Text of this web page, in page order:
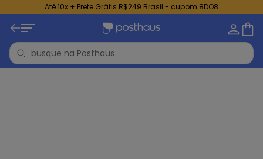
Até 10x + Frete Grátis R$249 Brasil - cupom 8DO8